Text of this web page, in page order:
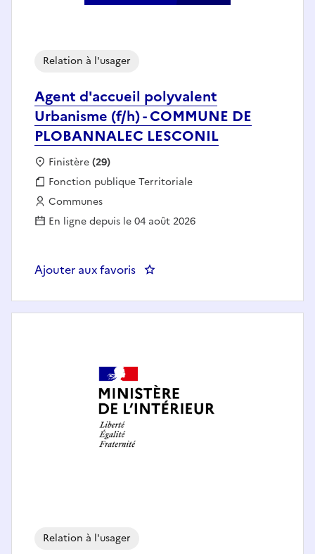
Agent d'accueil polyvalent
Urbanisme (f/h) - COMMUNE DE
PLOBANNALEC LESCONIL
Relation à l'usager
Localisation :
Finistère(29)
Fonction publique :
Fonction publique Territoriale
Employeur :
Communes
En ligne depuis le 04 août 2026
Ajouter aux favoris : Agent d'accueil polyvalent
Relation à l'usager